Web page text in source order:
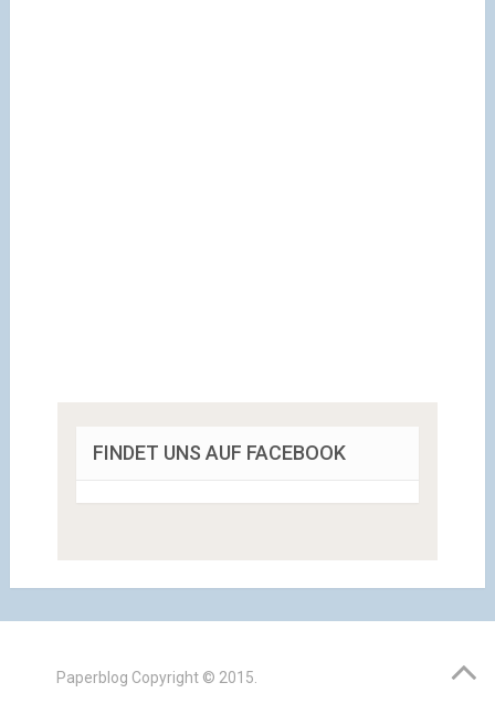
FINDET UNS AUF FACEBOOK
Paperblog Copyright © 2015.